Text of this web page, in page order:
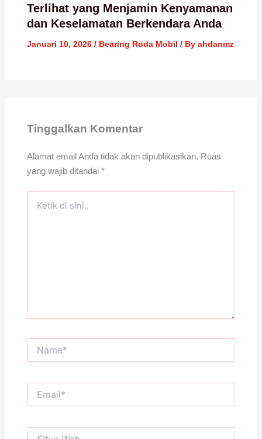
Terlihat yang Menjamin Kenyamanan
dan Keselamatan Berkendara Anda
Januari 10, 2026 / Bearing Roda Mobil / By ahdanmz
Tinggalkan Komentar
Alamat email Anda tidak akan dipublikasikan. Ruas
yang wajib ditandai *